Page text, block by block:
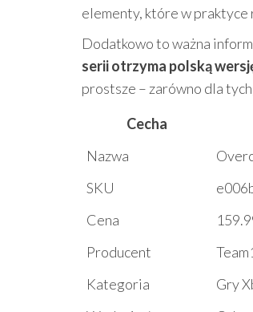
elementy, które w praktyce
Dodatkowo to ważna
serii otrzyma polską
prostsze – zarówno dla
Cecha
Nazwa
SKU
Cena
Producent
Kategoria
Gry